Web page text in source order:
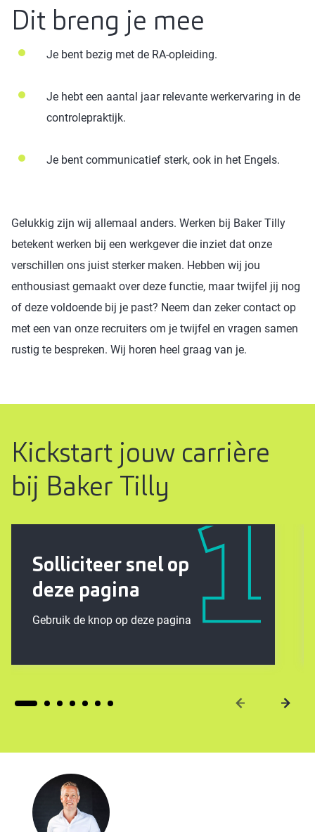
Dit breng je mee
Je bent bezig met de RA-opleiding.
Je hebt een aantal jaar relevante werkervaring in de
controlepraktijk.
Je bent communicatief sterk, ook in het Engels.
Gelukkig zijn wij allemaal anders. Werken bij Baker Tilly
betekent werken bij een werkgever die inziet dat onze
verschillen ons juist sterker maken. Hebben wij jou
enthousiast gemaakt over deze functie, maar twijfel jij nog
of deze voldoende bij je past? Neem dan zeker contact op
met een van onze recruiters om je twijfel en vragen samen
rustig te bespreken. Wij horen heel graag van je.
Kickstart jouw carrière
bij Baker Tilly
Solliciteer snel op
deze pagina
Gebruik de knop op deze pagina